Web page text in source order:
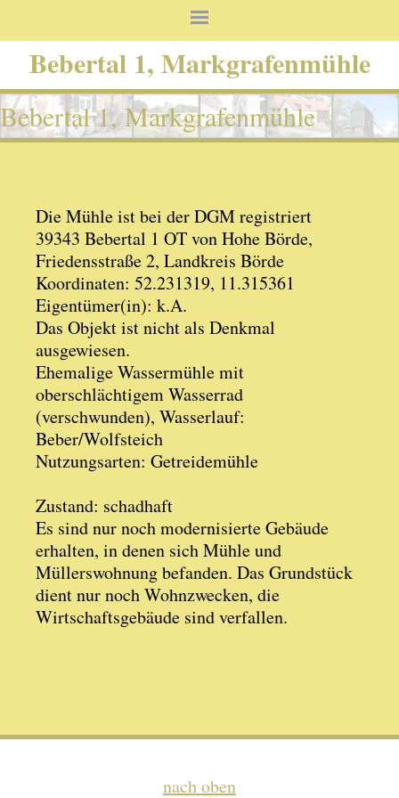
Bebertal 1, Markgrafenmühle
Bebertal 1, Markgrafenmühle
Die Mühle ist bei der DGM registriert
39343 Bebertal 1 OT von Hohe Börde,
Friedensstraße 2, Landkreis Börde
Koordinaten: 52.231319, 11.315361
Eigentümer(in): k.A.
Das Objekt ist nicht als Denkmal
ausgewiesen.
Ehemalige Wassermühle mit
oberschlächtigem Wasserrad
(verschwunden), Wasserlauf:
Beber/Wolfsteich
Nutzungsarten: Getreidemühle
Zustand: schadhaft
Es sind nur noch modernisierte Gebäude
erhalten, in denen sich Mühle und
Müllerswohnung befanden. Das Grundstück
dient nur noch Wohnzwecken, die
Wirtschaftsgebäude sind verfallen.
nach oben